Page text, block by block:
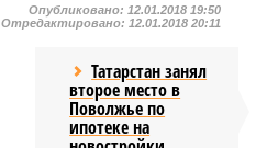
Опубликовано: 12.01.2018 19:50
Отредактировано: 12.01.2018 20:11
Татарстан занял
второе место в
Поволжье по
ипотеке на